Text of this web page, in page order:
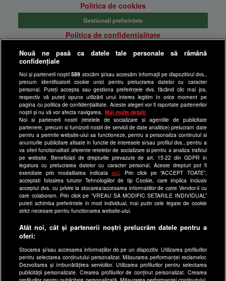
Politica de cookies
Gestionați preferințele
Politica de confidentialitate
Anunturi gratuite pe Lajumate.ro
Program Happy Channel
Echipa editorială
Site-uri Antena Group
a1.ro
antenastars.ro
as.ro
catine.ro
chefi.ro
deparinti.ro
medicool.ro
spynews.ro
useit.ro
retetefeldefel.ro
zutv.ro
Nouă ne pasă ca datele tale personale să rămână
confidențiale
Noi și partenerii noștri589 stocăm și/sau accesăm informații pe dispozitivul dvs.,
precum identificatorii cookie unici pentru prelucrarea datelor cu caracter
personal. Puteți accepta sau gestiona preferințele dvs. făcând clic mai jos,
respectiv vă puteți opune utilizării unui interes legitim în orice moment pe
pagina cu politica de confidențialitate. Aceste alegeri vor fi raportate partenerilor
noștri și nu vă vor afecta navigarea.
Mai multe detalii
Noi si partenerii nostri (retelele de socializare si agentiile de publicitate
partenere, precum si furnizorii nostri de servicii de date analitice) prelucram date
pentru a permite website-ului sa functioneze, pentru a personaliza continutul si
anunturile publicitare afisate in functie de interesele si/sau profilul dvs., pentru a
va oferi functionalitati aferente retelelor de socializare si pentru a analiza traficul
pe website. Beneficiati de drepturile prevazute de art. 15-22 din GDPR in
legatura cu prelucrarea datelor cu caracter personal. Aceste drepturi pot fi
exercitate prin modalitatea indicataaici . Prin click pe “ACCEPT TOATE”,
acceptati folosirea tuturor Tehnologiilor de tip Cookie, care implica inclusiv
acceptul dvs. cu privire la stocarea/accesarea informatiilor de catre Vendor-ii cu
care colaboram. Prin click pe “VREAU SA MODIFIC SETARILE INDIVIDUAL”
puteti schimba preferintele in mod individual, mai putin cele legate de cookie
strict necesare pentru functionarea website-ului.
Atât noi, cât și partenerii noștri prelucrăm datele pentru a
oferi:
Stocarea și/sau accesarea informațiilor de pe un dispozitiv. Utilizarea profilurilor
pentru selectarea conținutului personalizat. Măsurarea performanței reclamelor.
Dezvoltarea și îmbunătățirea serviciilor. Utilizarea profilurilor pentru selectarea
publicității personalizate. Crearea profilurilor de conținut personalizat. Crearea